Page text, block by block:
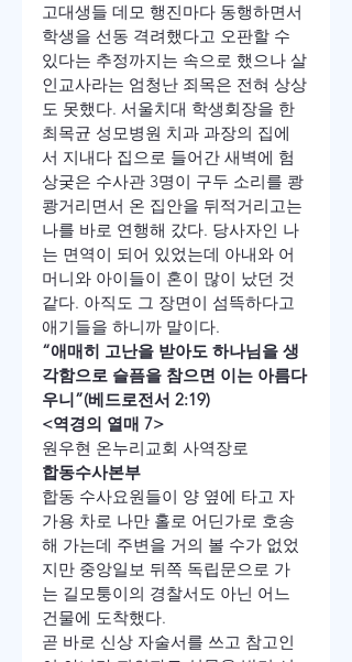
고대생들 데모 행진마다 동행하면서
학생을 선동 격려했다고 오판할 수
있다는 추정까지는 속으로 했으나 살
인교사라는 엄청난 죄목은 전혀 상상
도 못했다. 서울치대 학생회장을 한
최목균 성모병원 치과 과장의 집에
서 지내다 집으로 들어간 새벽에 험
상궂은 수사관 3명이 구두 소리를 쾅
쾅거리면서 온 집안을 뒤적거리고는
나를 바로 연행해 갔다. 당사자인 나
는 면역이 되어 있었는데 아내와 어
머니와 아이들이 혼이 많이 났던 것
같다. 아직도 그 장면이 섬뜩하다고
애기들을 하니까 말이다.
“애매히 고난을 받아도 하나님을 생
각함으로 슬픔을 참으면 이는 아름다
우니”(베드로전서 2:19)
<역경의 열매 7>
원우현 온누리교회 사역장로
합동수사본부
합동 수사요원들이 양 옆에 타고 자
가용 차로 나만 홀로 어딘가로 호송
해 가는데 주변을 거의 볼 수가 없었
지만 중앙일보 뒤쪽 독립문으로 가
는 길모퉁이의 경찰서도 아닌 어느
건물에 도착했다.
곧 바로 신상 자술서를 쓰고 참고인